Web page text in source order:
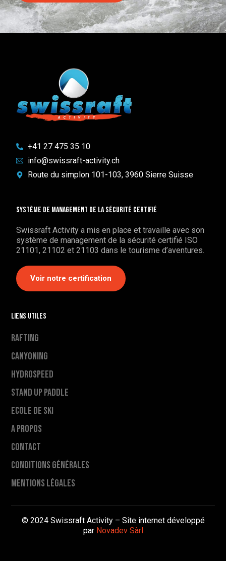
+41 27 475 35 10
info@swissraft-activity.ch
Route du simplon 101-103, 3960 Sierre Suisse
Système de management de la sécurité certifié
Swissraft Activity a mis en place et travaille avec son
système de management de la sécurité certifié ISO
21101, 21102 et 21103 dans le tourisme d’aventures.
Voir notre certification
Liens utiles
Rafting
Canyoning
Hydrospeed
Stand Up Paddle
Ecole de ski
A propos
Contact
Conditions générales
Mentions légales
© 2024 Swissraft Activity – Site internet développé
par Novadev Sàrl
Bons cadeaux